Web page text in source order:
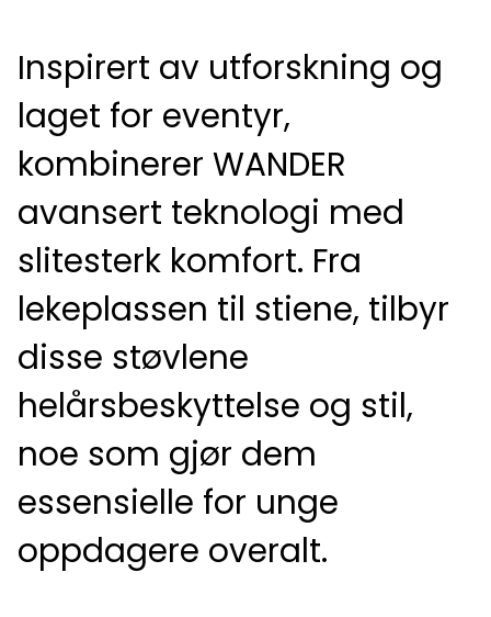
Inspirert av utforskning og
laget for eventyr,
kombinerer WANDER
avansert teknologi med
slitesterk komfort. Fra
lekeplassen til stiene, tilbyr
disse støvlene
helårsbeskyttelse og stil,
noe som gjør dem
essensielle for unge
oppdagere overalt.